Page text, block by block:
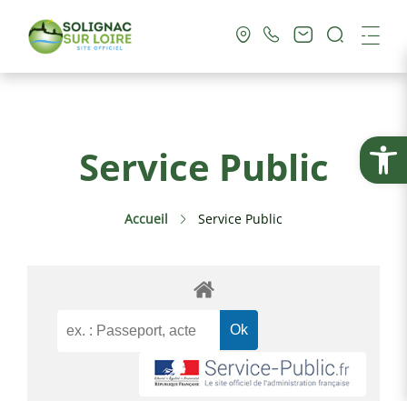
Ouvrir
Vie Pratique
Culture & Loisirs
Service Public
Service Public
Accueil Service Public